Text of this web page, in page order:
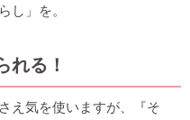
し」を。
れる！
え気を使いますが、『そ